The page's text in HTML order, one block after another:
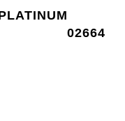
WG 02664